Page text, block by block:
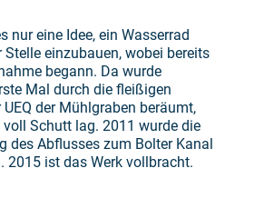
nur eine Idee, ein Wasserrad
Stelle einzubauen, wobei bereits
begann. Da wurde
Mal durch die fleißigen
der Mühlgraben beräumt,
Schutt lag. 2011 wurde die
des Abflusses zum Bolter Kanal
2015 ist das Werk vollbracht.